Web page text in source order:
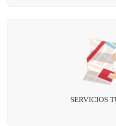
SERVICIOS